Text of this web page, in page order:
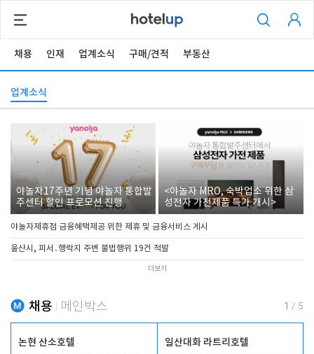
채용 인재 업계소식 구매/견적 부동산
업계소식
야놀자17주년 기념 야놀자 통합발
주센터 할인 프로모션 진행
<야놀자 MRO, 숙박업소 위한 삼
성전자 가전제품 특가 개시>
야놀자제휴점 금융혜택제공 위한 제휴 및 금융서비스 게시
울산시, 피서․행락지 주변 불법행위 19건 적발
더보기
채용 메인박스 1 / 5
논현 산소호텔 일산대화 라트리호텔